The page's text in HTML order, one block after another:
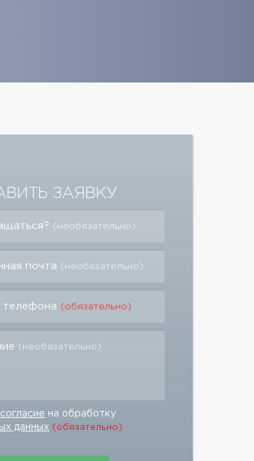
ЗАЯВКУ
(необязательно)
почта (необязательно)
(обязательно)
(необязательно)
согласие на обработку
данных (обязательно)